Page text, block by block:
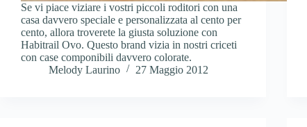
Se vi piace viziare i vostri piccoli roditori con una
casa davvero speciale e personalizzata al cento per
cento, allora troverete la giusta soluzione con
Habitrail Ovo. Questo brand vizia in nostri criceti
con case componibili davvero colorate.
Melody Laurino
27 Maggio 2012